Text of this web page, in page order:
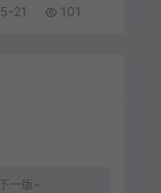
21 101
一版~